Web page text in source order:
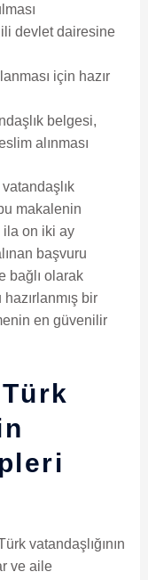
devlet dairesine
için hazır
belgesi,
alınması
vatandaşlık
makalenin
ila on iki ay
başvuru
bağlı olarak
bir
en güvenilir
vatandaşlığının
ve aile